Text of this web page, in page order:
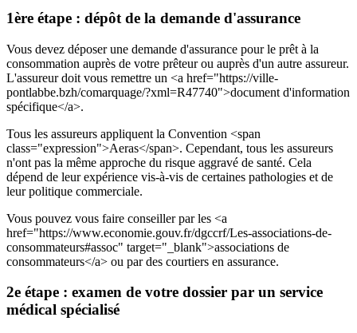
1ère étape : dépôt de la demande d'assurance
Vous devez déposer une demande d'assurance pour le prêt à la
consommation auprès de votre prêteur ou auprès d'un autre assureur.
L'assureur doit vous remettre un <a href="https://ville-
pontlabbe.bzh/comarquage/?xml=R47740">document d'information
spécifique</a>.
Tous les assureurs appliquent la Convention <span
class="expression">Aeras</span>. Cependant, tous les assureurs
n'ont pas la même approche du risque aggravé de santé. Cela
dépend de leur expérience vis-à-vis de certaines pathologies et de
leur politique commerciale.
Vous pouvez vous faire conseiller par les <a
href="https://www.economie.gouv.fr/dgccrf/Les-associations-de-
consommateurs#assoc" target="_blank">associations de
consommateurs</a> ou par des courtiers en assurance.
2e étape : examen de votre dossier par un service
médical spécialisé